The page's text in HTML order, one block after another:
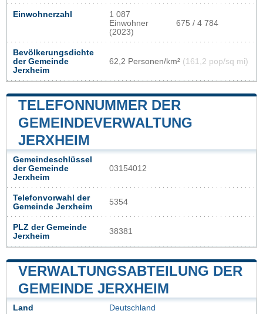
Einwohnerzahl
1 087
Einwohner
(2023)
675 / 4 784
Bevölkerungsdichte
der Gemeinde
Jerxheim
62,2 Personen/km² (161,2 pop/sq mi)
TELEFONNUMMER DER
GEMEINDEVERWALTUNG
JERXHEIM
Gemeindeschlüssel
der Gemeinde
Jerxheim
03154012
Telefonvorwahl der
Gemeinde Jerxheim
5354
PLZ der Gemeinde
Jerxheim
38381
VERWALTUNGSABTEILUNG DER
GEMEINDE JERXHEIM
Land Deutschland